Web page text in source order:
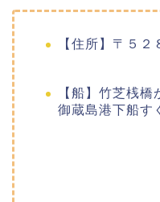
【住所】〒５
【船】竹芝桟
御蔵島港下船す